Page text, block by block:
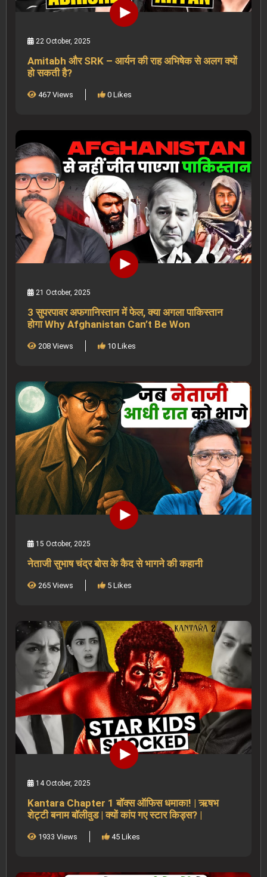
22 October, 2025
Amitabh और SRK – आर्यन की राह अभिषेक से अलग क्यों
हो सकती है?
467 Views 0 Likes
21 October, 2025
3 सुपरपावर अफगानिस्तान में फेल, क्या अगला पाकिस्तान
होगा Why Afghanistan Can’t Be Won
208 Views 10 Likes
15 October, 2025
नेताजी सुभाष चंद्र बोस के कैद से भागने की कहानी
265 Views 5 Likes
14 October, 2025
Kantara Chapter 1 बॉक्स ऑफिस धमाका! | ऋषभ
शेट्टी बनाम बॉलीवुड | क्यों कांप गए स्टार किड्स? |
1933 Views 45 Likes